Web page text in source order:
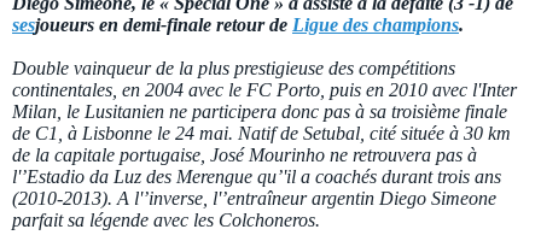
sesjoueurs en demi-finale retour de Ligue des champions.
Double vainqueur de la plus prestigieuse des compétitions
continentales, en 2004 avec le FC Porto, puis en 2010 avec l'Inter
Milan, le Lusitanien ne participera donc pas à sa troisième finale
de C1, à Lisbonne le 24 mai. Natif de Setubal, cité située à 30 km
de la capitale portugaise, José Mourinho ne retrouvera pas à
l'’Estadio da Luz des Merengue qu’'il a coachés durant trois ans
(2010-2013). A l'’inverse, l'’entraîneur argentin Diego Simeone
parfait sa légende avec les Colchoneros.